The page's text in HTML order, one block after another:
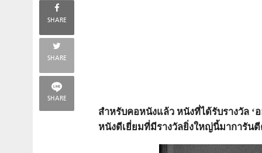
SHARE
SHARE
SHARE
สำหรับคอหนังแล้ว หนังที่ได้รับรางวัล ‘
หนังดีเยี่ยมที่มีรางวัลยิ่งใหญ่นี้มาการันตี